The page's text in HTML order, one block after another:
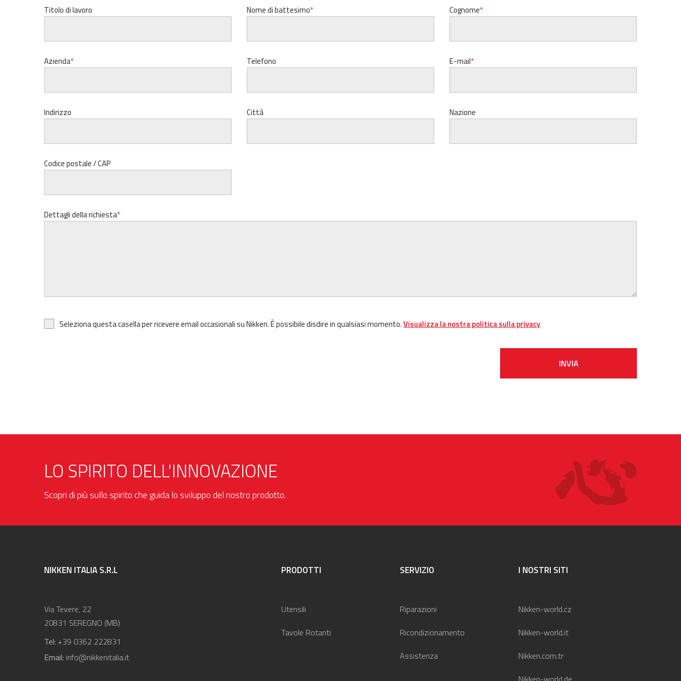
Titolo di lavoro Nome di battesimo Cognome
Azienda Telefono E-mail
Indirizzo Città Nazione
Codice postale / CAP
Dettagli della richiesta
Seleziona questa casella per ricevere email occasionali su Nikken. È possibile disdire in qualsiasi momento.Visualizza la nostra politica sulla privacy
INVIA
LO SPIRITO DELL'INNOVAZIONE
Scopri di più sullo spirito che guida lo sviluppo del nostro prodotto.
NIKKEN ITALIA S.R.L
Via Tevere, 22
20831 SEREGNO (MB)
Tel: +39 0362 222831
Email: info@nikkenitalia.it
PRODOTTI
Utensili
Tavole Rotanti
SERVIZIO
Riparazioni
Ricondizionamento
Assistenza
I NOSTRI SITI
Nikken-world.cz
Nikken-world.it
Nikken.com.tr